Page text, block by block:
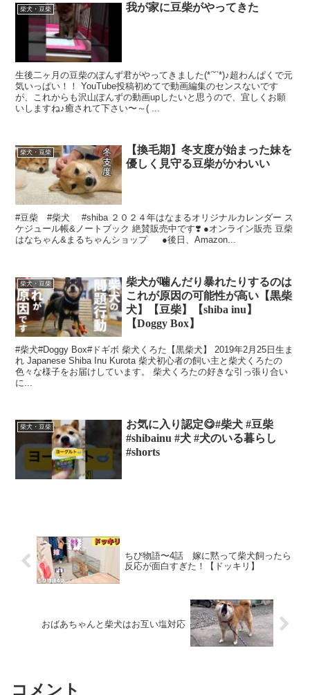
柴犬・豆柴 我が家に豆柴がやってきた
生後二ヶ月の豆柴のぽんず君がやってきました(*ˊ˘ˋ*)♪超わんぱくで元
気いっぱい！！ YouTube投稿初めてで動画編集のセンスないです
が、これからも沢山ぽんずの動画upしたいと思うので、宜しくお願
いしますね♪癒されて下さい〜～( ...
柴犬・豆柴
【換毛期】冬支度が始まった妹を
優しく見守る豆柴がかわいい
#豆柴 #柴犬 #shiba ２０２４年はなまるオリジナルカレンダー ス
ケジュール帳&ノートブック 絶賛販売中です❣️ ●オンライン販売 豆柴
はなちゃん&まるちゃんショップ ●後日、Amazon...
柴犬・豆柴
柴犬が噛んだり暴れたりするのは
これが原因の可能性が高い【黒柴
犬】【豆柴】【shiba inu】
【Doggy Box】
#柴犬#Doggy Box#ドギボ 柴犬くろた【黒柴犬】 2019年2月25日生ま
れ Japanese Shiba Inu Kurota 柴犬初心者の飼い主と柴犬くろたの
色々な様子をお届けしています。 柴犬くろたの好きな引っ張り合い
に...
柴犬・豆柴
お気に入り認定😋#柴犬 #豆柴
#shibainu #犬 #犬のいる暮らし
#shorts
ちび物語〜4話 嫁に黙って柴犬飼ったら
反応が面白すぎた！【ドッキリ】
おばあちゃんと柴犬はお互い塩対応
コメント